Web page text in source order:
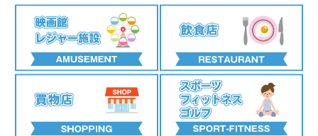
ミッドランドスクエアシネマ
ミッドランドスクエアシネマ２
ミッドランドシネマ名古屋空港
（中日本興業共通券）
大学生〜大人 1,500円〜2,200円 →1,300円
※高校生以下は映画館でお求めください。
小中学生 1,010円 →
幼児（4才以上）500円 →350円
名古屋港水族館【4館共通券】
（名古屋港水族館・展望室・海洋博物館・南極観測船ふ